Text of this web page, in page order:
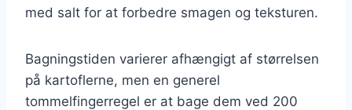
med salt for at forbedre smagen og teksturen.
Bagningstiden varierer afhængigt af størrelsen
på kartoflerne, men en generel
tommelfingerregel er at bage dem ved 200